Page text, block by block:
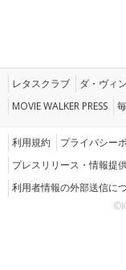
レタスクラブ ダ・ヴィ
MOVIE WALKER PRESS
利用規約 プライバシー
プレスリリース・情報提
利用者情報の外部送信に